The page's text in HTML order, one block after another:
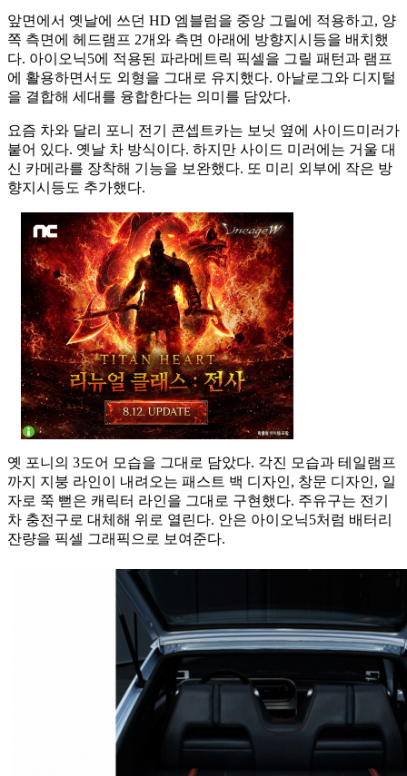
앞면에서 옛날에 쓰던 HD 엠블럼을 중앙 그릴에 적용하고, 양
쪽 측면에 헤드램프 2개와 측면 아래에 방향지시등을 배치했
다. 아이오닉5에 적용된 파라메트릭 픽셀을 그릴 패턴과 램프
에 활용하면서도 외형을 그대로 유지했다. 아날로그와 디지털
을 결합해 세대를 융합한다는 의미를 담았다.
요즘 차와 달리 포니 전기 콘셉트카는 보닛 옆에 사이드미러가
붙어 있다. 옛날 차 방식이다. 하지만 사이드 미러에는 거울 대
신 카메라를 장착해 기능을 보완했다. 또 미리 외부에 작은 방
향지시등도 추가했다.
옛 포니의 3도어 모습을 그대로 담았다. 각진 모습과 테일램프
까지 지붕 라인이 내려오는 패스트 백 디자인, 창문 디자인, 일
자로 쭉 뻗은 캐릭터 라인을 그대로 구현했다. 주유구는 전기
차 충전구로 대체해 위로 열린다. 안은 아이오닉5처럼 배터리
잔량을 픽셀 그래픽으로 보여준다.